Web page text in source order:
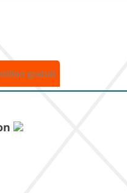
gratuit